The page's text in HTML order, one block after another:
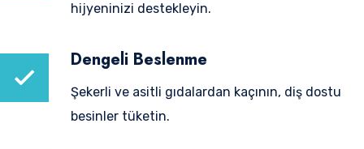
hijyeninizi destekleyin.
Dengeli Beslenme
Şekerli ve asitli gıdalardan kaçının, diş dostu
besinler tüketin.